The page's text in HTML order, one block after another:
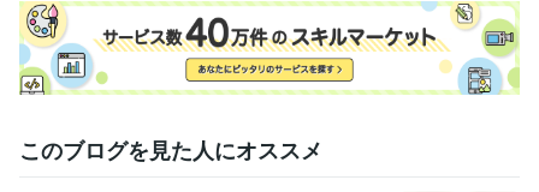
させていただきます❤️
ご納得いただけましたら
サービスのご購入のお手続きを
お願いいたします(*^^*)
ご相談や鑑定を
お受けいただいた後に
このブログを見た人にオススメ